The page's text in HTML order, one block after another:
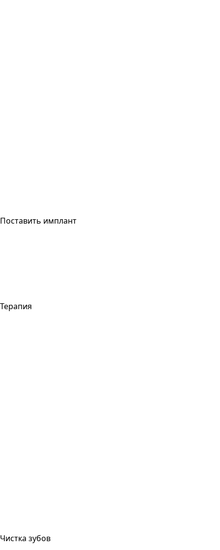
Поставить имплант
Терапия
Чистка зубов